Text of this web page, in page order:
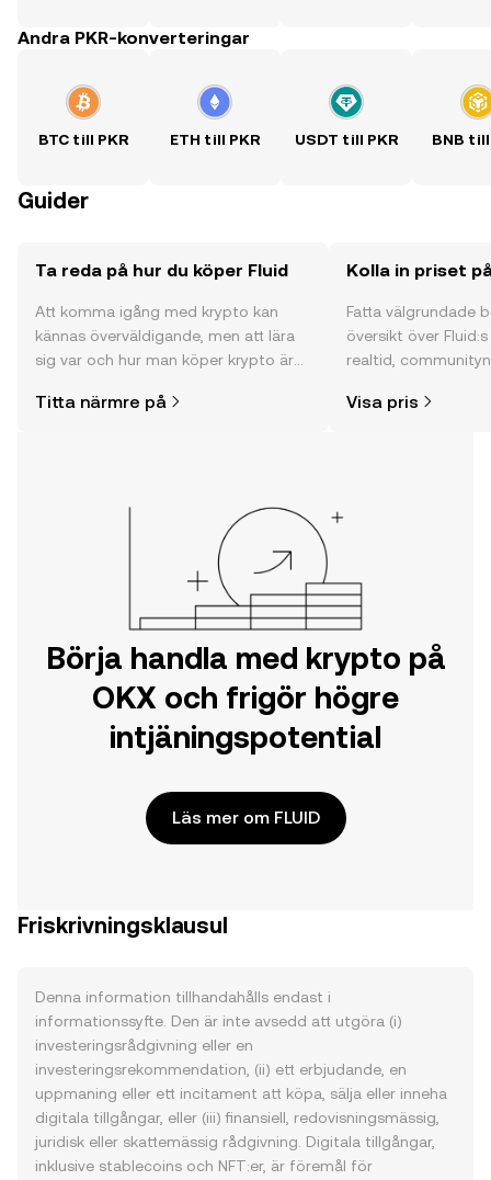
Andra PKR-konverteringar
BTC till PKR ETH till PKR USDT till PKR BNB till
Guider
Ta reda på hur du köper Fluid
Att komma igång med krypto kan
kännas överväldigande, men att lära
sig var och hur man köper krypto är
din resa på OKX mobilapp eller direkt
Titta närmre på
Kolla in priset
Fatta välgrundade
översikt över
realtid,
Visa pris
Börja handla med krypto på
OKX och frigör högre
intjäningspotential
Läs mer om FLUID
Friskrivningsklausul
Denna information tillhandahålls endast i
informationssyfte. Den är inte avsedd att utgöra (i)
investeringsrådgivning eller en
investeringsrekommendation, (ii) ett erbjudande, en
uppmaning eller ett incitament att köpa, sälja eller inneha
digitala tillgångar, eller (iii) finansiell, redovisningsmässig,
juridisk eller skattemässig rådgivning. Digitala tillgångar,
inklusive stablecoins och NFT:er, är föremål för